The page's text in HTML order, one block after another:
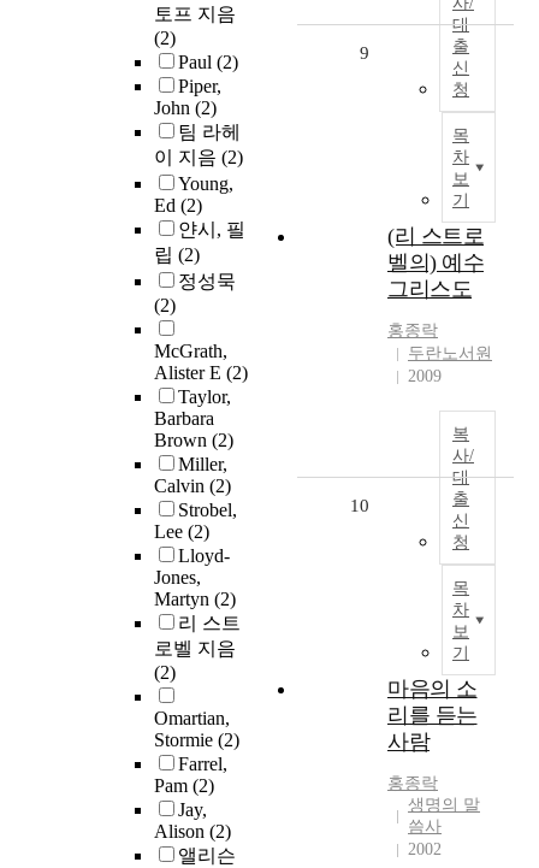
토프 지음
(2)
Paul (2)
Piper,
John (2)
팀 라헤
이 지음 (2)
Young,
Ed (2)
얀시, 필
립 (2)
정성묵
(2)
McGrath,
Alister E (2)
Taylor,
Barbara
Brown (2)
Miller,
Calvin (2)
Strobel,
Lee (2)
Lloyd-
Jones,
Martyn (2)
리 스트
로벨 지음
(2)
Omartian,
Stormie (2)
Farrel,
Pam (2)
Jay,
Alison (2)
앨리슨
대
출
신
청
목
차
보
기
9
(리 스트로
벨의) 예수
그리스도
홍종락
두란노서원
2009
복
사/
대
출
신
청
목
차
보
기
10
마음의 소
리를 듣는
사람
홍종락
생명의 말
씀사
2002